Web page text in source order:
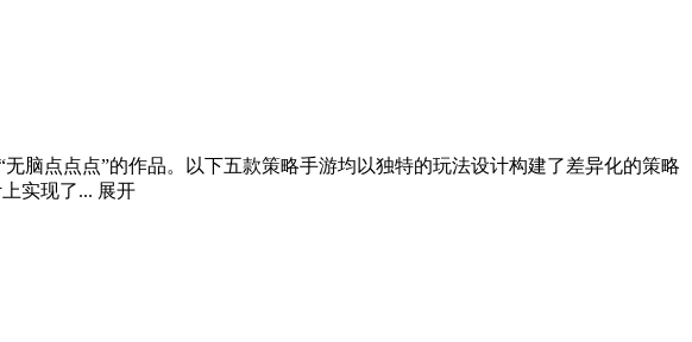
脑点点点”的作品。以下五款策略手游均以独特的玩法设计构建了差异化的策略
实现了... 展开